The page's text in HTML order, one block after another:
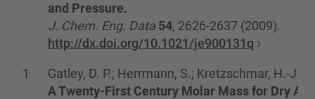
and Pressure.
J. Chem. Eng. Data 54, 2626-2637 (2009).
http://dx.doi.org/10.1021/je900131q
1
Gatley, D. P.; Herrmann, S.; Kretzschmar, H.-J.:
A Twenty-First Century Molar Mass for Dry Air.